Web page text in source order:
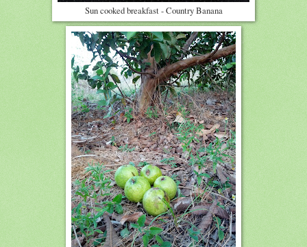
Sun cooked breakfast - Country Banana